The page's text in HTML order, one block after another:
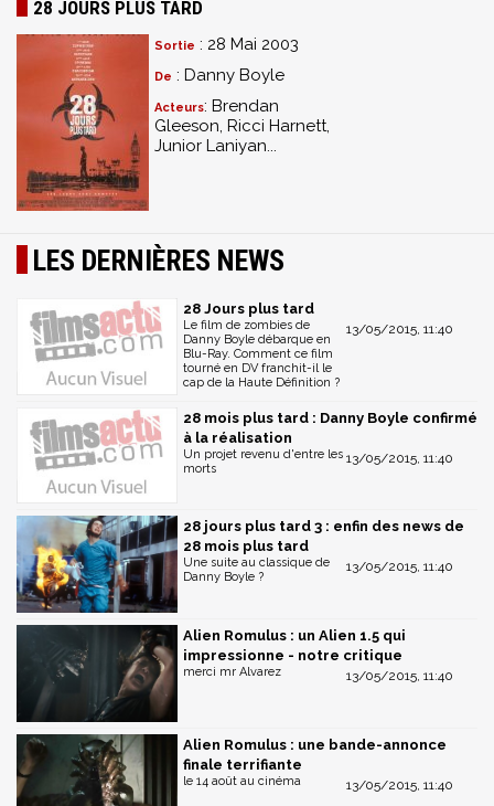
28 JOURS PLUS TARD
Sortie : 28 Mai 2003
De : Danny Boyle
Acteurs: Brendan
Gleeson, Ricci Harnett,
Junior Laniyan...
LES DERNIÈRES NEWS
28 Jours plus tard
13/05/2015, 11:40
Le film de zombies de
Danny Boyle débarque en
Blu-Ray. Comment ce film
tourné en DV franchit-il le
cap de la Haute Définition ?
28 mois plus tard : Danny Boyle confirmé
à la réalisation
13/05/2015, 11:40
Un projet revenu d'entre les
morts
28 jours plus tard 3 : enfin des news de
28 mois plus tard
13/05/2015, 11:40
Une suite au classique de
Danny Boyle ?
Alien Romulus : un Alien 1.5 qui
impressionne - notre critique
13/05/2015, 11:40
merci mr Alvarez
Alien Romulus : une bande-annonce
finale terrifiante
13/05/2015, 11:40
le 14 août au cinéma